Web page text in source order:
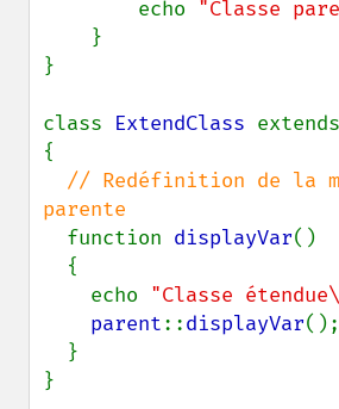
        echo
"Classe
}
class ExtendClass extends
{
// Redéfinition de la
parente
function displayVar()
    echo
"Classe
parent::displayVar();
}